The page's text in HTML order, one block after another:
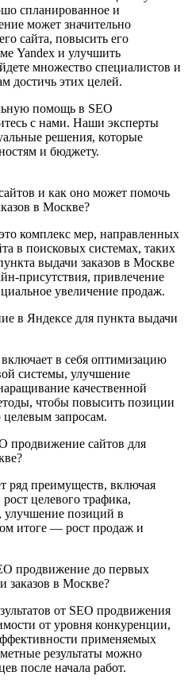
спланированное и
может значительно
сайта, повысить его
Yandex и улучшить
множество специалистов и
достичь этих целей.
помощь в SEO
с нами. Наши эксперты
решения, которые
и бюджету.
и как оно может помочь
в Москве?
комплекс мер, направленных
в поисковых системах, таких
выдачи заказов в Москве
присутствия, привлечение
увеличение продаж.
в Яндексе для пункта выдачи
в себя оптимизацию
системы, улучшение
качественной
чтобы повысить позиции
целевым запросам.
продвижение сайтов для
ряд преимуществ, включая
целевого трафика,
улучшение позиций в
итоге — рост продаж и
продвижение до первых
заказов в Москве?
от SEO продвижения
от уровня конкуренции,
применяемых
результаты можно
после начала работ.